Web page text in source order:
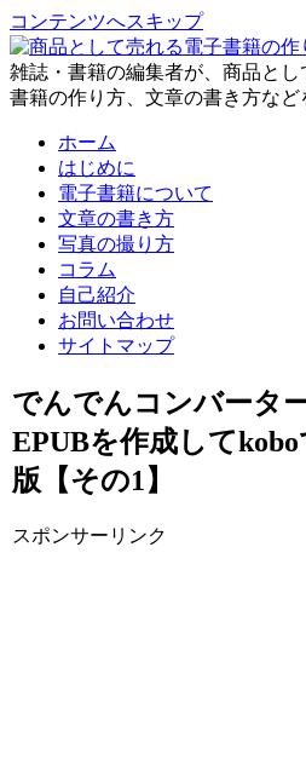
コンテンツへスキップ
雑誌・書籍の編集者が、商品と
書籍の作り方、文章の書き方など
ホーム
はじめに
電子書籍について
文章の書き方
写真の撮り方
コラム
自己紹介
お問い合わせ
サイトマップ
でんでんコンバータ
EPUBを作成してkobo
版【その1】
スポンサーリンク